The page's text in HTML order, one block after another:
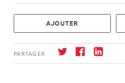
AJOUTER
PARTAGER